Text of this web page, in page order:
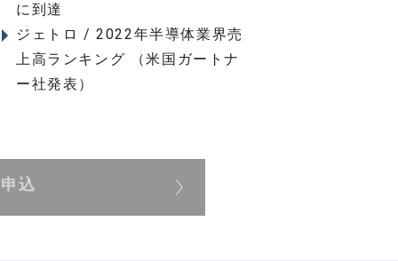
に到達
ジェトロ / 2022年半導体業界売
上高ランキング （米国ガートナ
ー社発表）
込